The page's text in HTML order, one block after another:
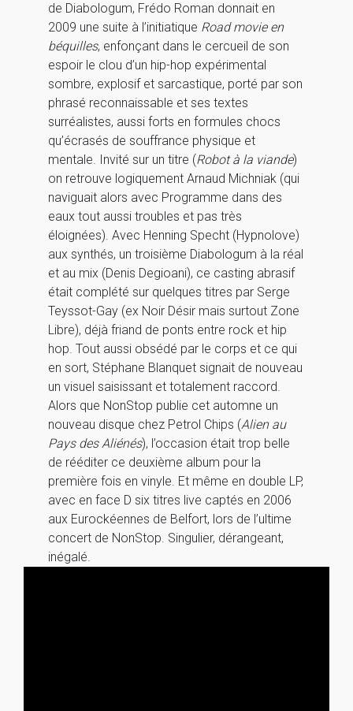
de Diabologum, Frédo Roman donnait en
2009 une suite à l’initiatique Road movie en
béquilles, enfonçant dans le cercueil de son
espoir le clou d’un hip-hop expérimental
sombre, explosif et sarcastique, porté par son
phrasé reconnaissable et ses textes
surréalistes, aussi forts en formules chocs
qu’écrasés de souffrance physique et
mentale. Invité sur un titre (Robot à la viande)
on retrouve logiquement Arnaud Michniak (qui
naviguait alors avec Programme dans des
eaux tout aussi troubles et pas très
éloignées). Avec Henning Specht (Hypnolove)
aux synthés, un troisième Diabologum à la réal
et au mix (Denis Degioani), ce casting abrasif
était complété sur quelques titres par Serge
Teyssot-Gay (ex Noir Désir mais surtout Zone
Libre), déjà friand de ponts entre rock et hip
hop. Tout aussi obsédé par le corps et ce qui
en sort, Stéphane Blanquet signait de nouveau
un visuel saisissant et totalement raccord.
Alors que NonStop publie cet automne un
nouveau disque chez Petrol Chips (Alien au
Pays des Aliénés), l’occasion était trop belle
de rééditer ce deuxième album pour la
première fois en vinyle. Et même en double LP,
avec en face D six titres live captés en 2006
aux Eurockéennes de Belfort, lors de l’ultime
concert de NonStop. Singulier, dérangeant,
inégalé.